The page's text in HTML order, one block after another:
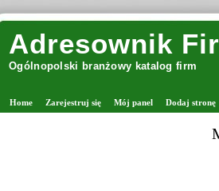
Adresownik
Ogólnopolski branżowy katalog firm
Home Zarejestruj się Mój panel Dodaj stronę